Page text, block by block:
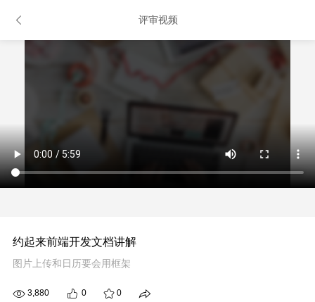
评审视频
约起来前端开发文档讲解
图片上传和日历要会用框架
3,880 0 0